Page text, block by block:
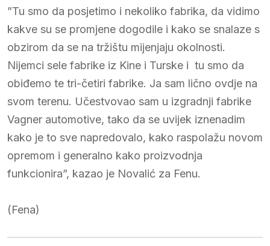
”Tu smo da posjetimo i nekoliko fabrika, da vidimo
kakve su se promjene dogodile i kako se snalaze s
obzirom da se na tržištu mijenjaju okolnosti.
Nijemci sele fabrike iz Kine i Turske i tu smo da
obiđemo te tri-četiri fabrike. Ja sam lično ovdje na
svom terenu. Učestvovao sam u izgradnji fabrike
Vagner automotive, tako da se uvijek iznenadim
kako je to sve napredovalo, kako raspolažu novom
opremom i generalno kako proizvodnja
funkcionira”, kazao je Novalić za Fenu.
(Fena)